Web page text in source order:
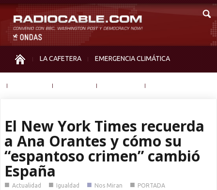
LA CAFETERA EMERGENCIA CLIMÁTICA
El New York Times recuerda
a Ana Orantes y cómo su
“espantoso crimen” cambió
España
■ Actualidad ■ Igualdad ■ Nos Miran ■ PORTADA